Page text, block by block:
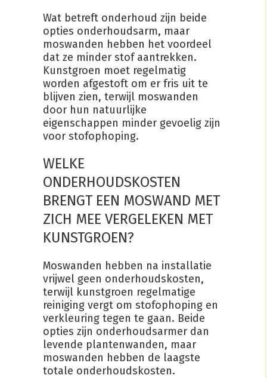
Wat betreft onderhoud zijn beide
opties onderhoudsarm, maar
moswanden hebben het voordeel
dat ze minder stof aantrekken.
Kunstgroen moet regelmatig
worden afgestoft om er fris uit te
blijven zien, terwijl moswanden
door hun natuurlijke
eigenschappen minder gevoelig zijn
voor stofophoping.
WELKE
ONDERHOUDSKOSTEN
BRENGT EEN MOSWAND MET
ZICH MEE VERGELEKEN MET
KUNSTGROEN?
Moswanden hebben na installatie
vrijwel geen onderhoudskosten,
terwijl kunstgroen regelmatige
reiniging vergt om stofophoping en
verkleuring tegen te gaan. Beide
opties zijn onderhoudsarmer dan
levende plantenwanden, maar
moswanden hebben de laagste
totale onderhoudskosten.